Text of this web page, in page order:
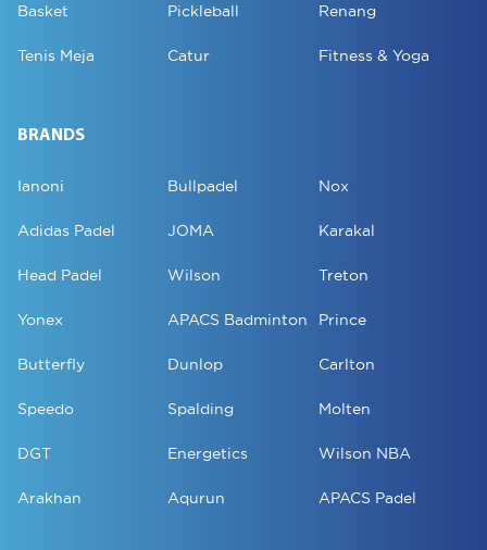
Basket Pickleball Renang
Tenis Meja Catur Fitness & Yoga
BRANDS
Ianoni Bullpadel Nox
Adidas Padel JOMA Karakal
Head Padel Wilson Treton
Yonex APACS Badminton Prince
Butterfly Dunlop Carlton
Speedo Spalding Molten
DGT Energetics Wilson NBA
Arakhan Aqurun APACS Padel